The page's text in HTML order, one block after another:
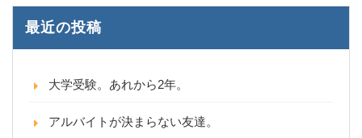
最近の投稿
大学受験。あれから2年。
アルバイトが決まらない友達。